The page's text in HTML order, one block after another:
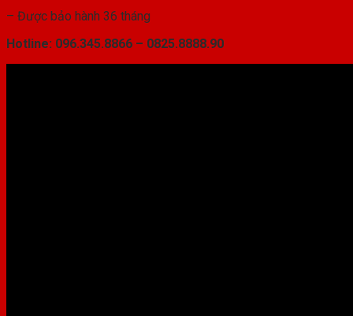
– Được bảo hành 36 tháng
Hotline: 096.345.8866 – 0825.8888.90